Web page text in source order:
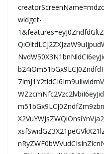
widget-